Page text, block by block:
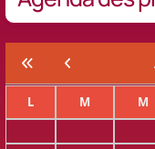
L M M